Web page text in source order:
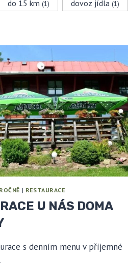
do 15 km (1) dovoz jídla (1)
| RESTAURACE
U NÁS DOMA
s denním menu v příjemné